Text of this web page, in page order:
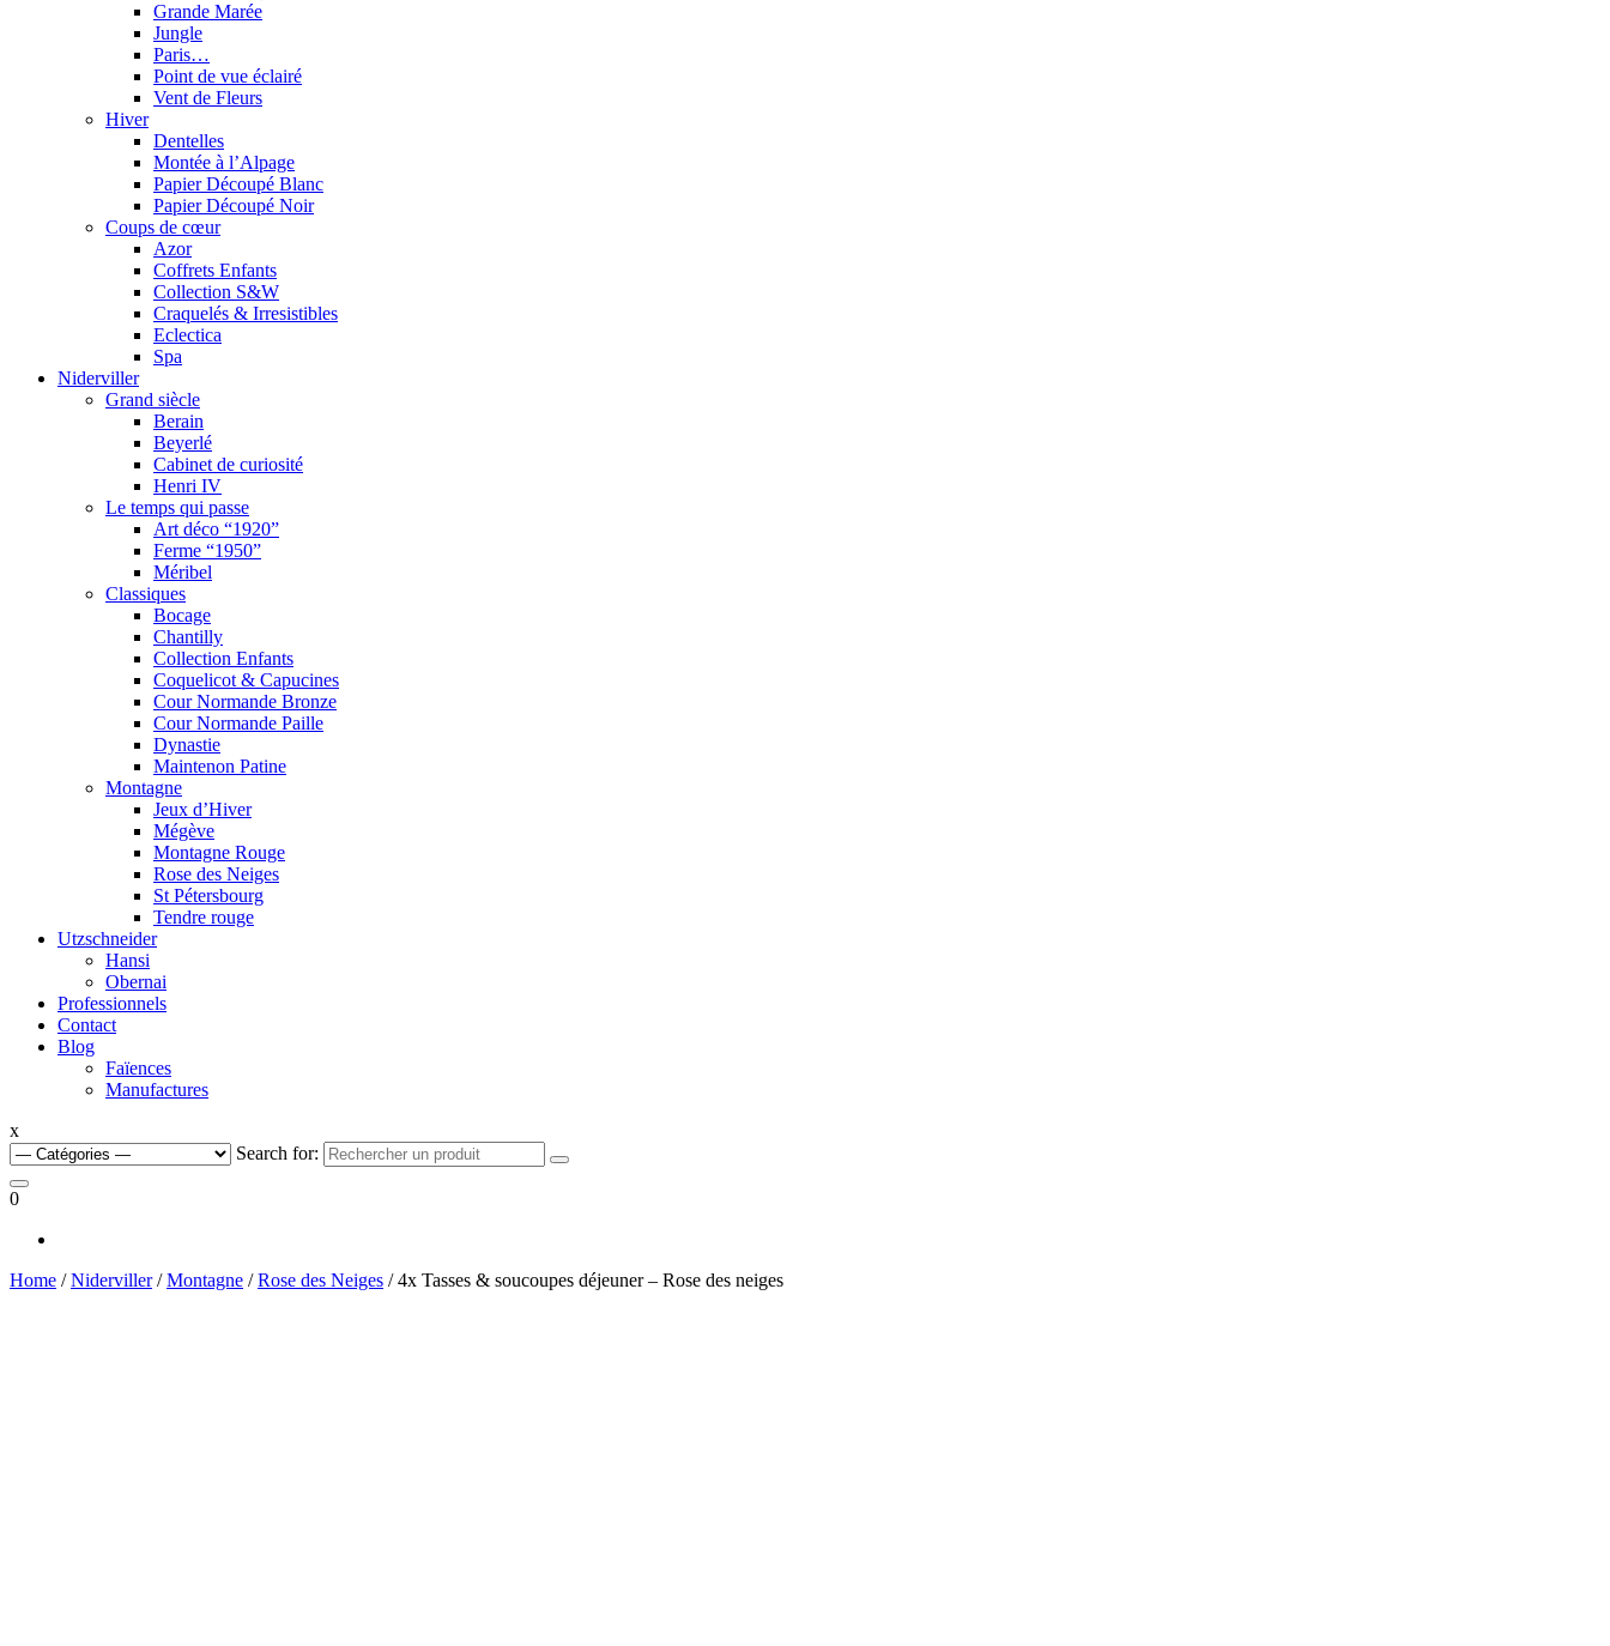
Grande Marée
Jungle
Paris…
Point de vue éclairé
Vent de Fleurs
Hiver
Dentelles
Montée à l’Alpage
Papier Découpé Blanc
Papier Découpé Noir
Coups de cœur
Azor
Coffrets Enfants
Collection S&W
Craquelés & Irresistibles
Eclectica
Spa
Niderviller
Grand siècle
Berain
Beyerlé
Cabinet de curiosité
Henri IV
Le temps qui passe
Art déco “1920”
Ferme “1950”
Méribel
Classiques
Bocage
Chantilly
Collection Enfants
Coquelicot & Capucines
Cour Normande Bronze
Cour Normande Paille
Dynastie
Maintenon Patine
Montagne
Jeux d’Hiver
Mégève
Montagne Rouge
Rose des Neiges
St Pétersbourg
Tendre rouge
Utzschneider
Hansi
Obernai
Professionnels
Contact
Blog
Faïences
Manufactures
x
Search for:
0
Home /Niderviller/Montagne /Rose des Neiges / 4x Tasses & soucoupes déjeuner – Rose des neiges